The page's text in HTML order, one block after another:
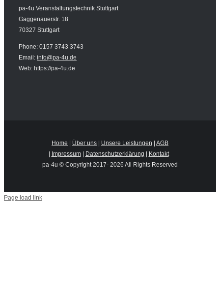
pa-4u Veranstaltungstechnik Stuttgart
Gaggenauerstr. 18
70327 Stuttgart
Phone: 0157 3743 3743
Email: info@pa-4u.de
Web: https://pa-4u.de
Home Über uns Unsere Leistungen
AGB
Impressum| Datenschutzerklärung
Kontakt
pa-4u © Copyright 2017- 2026 All Rights Reserved
Page load link